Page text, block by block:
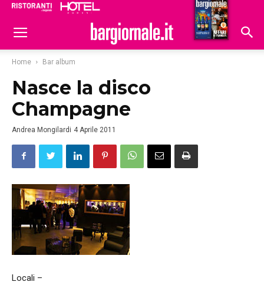
Hoteldomani
Home Bar album
Nasce la disco
Champagne
Andrea Mongilardi 4 Aprile 2011
Locali –